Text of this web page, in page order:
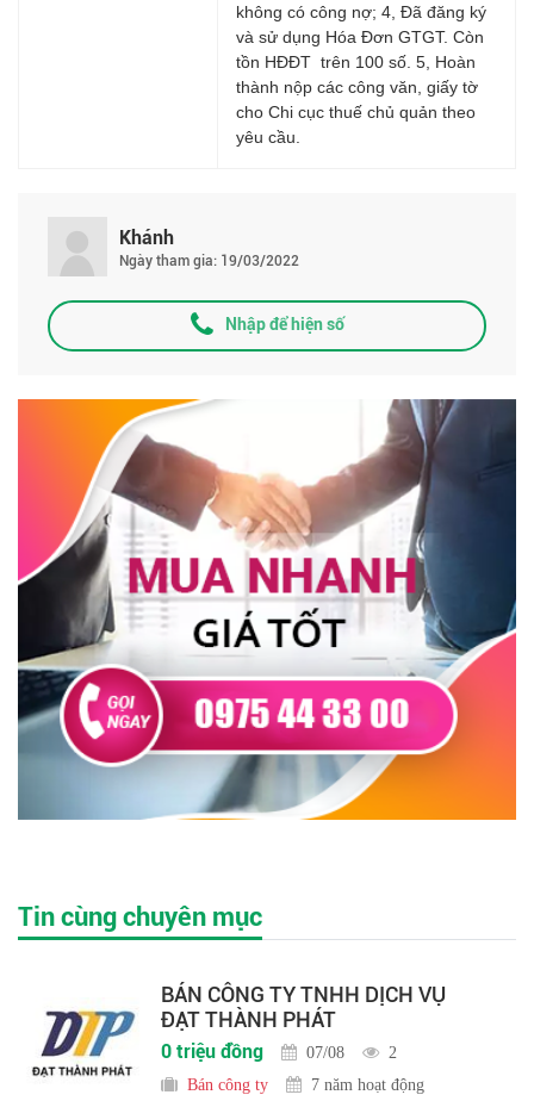
không có công nợ; 4, Đã đăng ký
và sử dụng Hóa Đơn GTGT. Còn
tồn HĐĐT trên 100 số. 5, Hoàn
thành nộp các công văn, giấy tờ
cho Chi cục thuế chủ quản theo
yêu cầu.
Khánh
Ngày tham gia: 19/03/2022
Nhập để hiện số
Tin cùng chuyên mục
BÁN CÔNG TY TNHH DỊCH VỤ
ĐẠT THÀNH PHÁT
0 triệu đồng 07/08
2
Bán công ty
7 năm hoạt động